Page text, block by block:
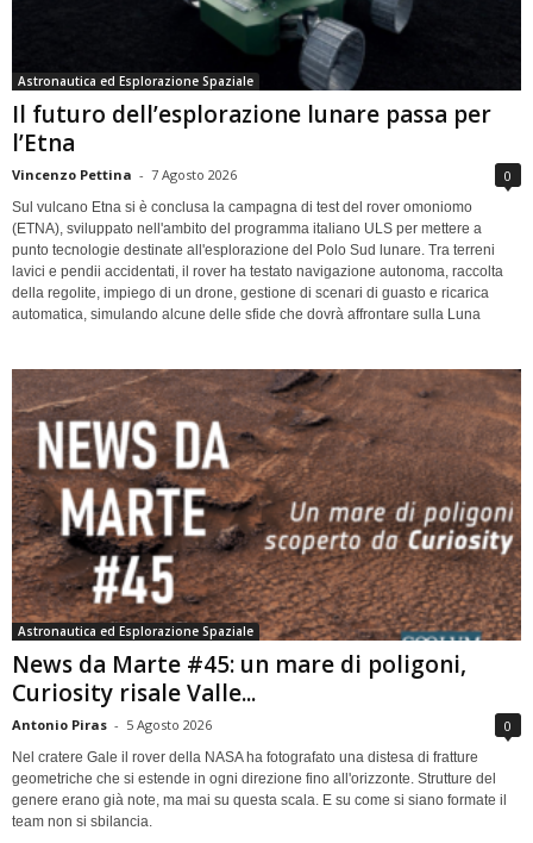
Astronautica ed Esplorazione Spaziale
Il futuro dell’esplorazione lunare passa per
l’Etna
Vincenzo Pettina - 7 Agosto 2026 0
Sul vulcano Etna si è conclusa la campagna di test del rover omoniomo
(ETNA), sviluppato nell'ambito del programma italiano ULS per mettere a
punto tecnologie destinate all'esplorazione del Polo Sud lunare. Tra terreni
lavici e pendii accidentati, il rover ha testato navigazione autonoma, raccolta
della regolite, impiego di un drone, gestione di scenari di guasto e ricarica
automatica, simulando alcune delle sfide che dovrà affrontare sulla Luna
Astronautica ed Esplorazione Spaziale
News da Marte #45: un mare di poligoni,
Curiosity risale Valle...
Antonio Piras - 5 Agosto 2026 0
Nel cratere Gale il rover della NASA ha fotografato una distesa di fratture
geometriche che si estende in ogni direzione fino all'orizzonte. Strutture del
genere erano già note, ma mai su questa scala. E su come si siano formate il
team non si sbilancia.